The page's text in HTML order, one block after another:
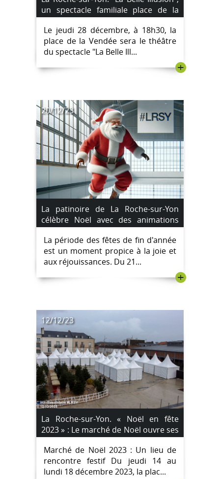
un spectacle familiale place de la
Vendée jeudi
Le jeudi 28 décembre, à 18h30, la
place de la Vendée sera le théâtre
du spectacle "La Belle Ill...
+
20/12/23
La patinoire de La Roche-sur-Yon
célèbre Noël avec des animations
festives
La période des fêtes de fin d'année
est un moment propice à la joie et
aux réjouissances. Du 21...
+
12/12/23
La Roche-sur-Yon. « Noël en fête
2023 » : Le marché de Noël ouvre ses
portes le jeudi 14 décembre.
Marché de Noël 2023 : Un lieu de
rencontre festif Du jeudi 14 au
lundi 18 décembre 2023, la plac...